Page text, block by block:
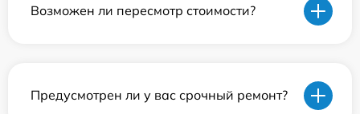
Возможен ли пересмотр стоимости?
Предусмотрен ли у вас срочный ремонт?